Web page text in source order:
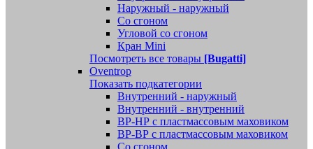
Наружный - наружный
Со сгоном
Угловой со сгоном
Кран Mini
Посмотреть все товары [Bugatti]
Oventrop
Показать подкатегории
Внутренний - наружный
Внутренний - внутренний
ВР-НР с пластмассовым маховиком
ВР-ВР с пластмассовым маховиком
Со сгоном